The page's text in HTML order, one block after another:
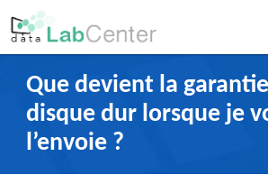
Que devient la
disque dur lorsque je
l’envoie ?